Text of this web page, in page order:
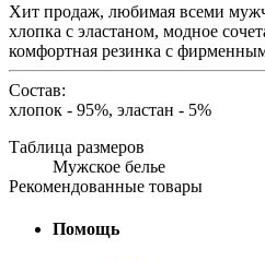
Хит продаж, любимая всеми
хлопка с эластаном, модное
комфортная резинка с
Состав:
хлопок - 95%, эластан - 5%
Таблица размеров
Мужское белье
Рекомендованные товары
Помощь